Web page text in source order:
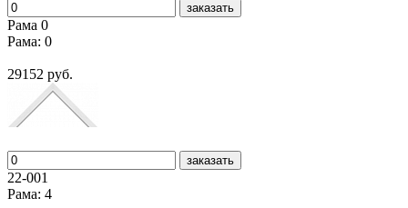
заказать
Рама 0
Рама: 0
29152 руб.
заказать
22-001
Рама: 4